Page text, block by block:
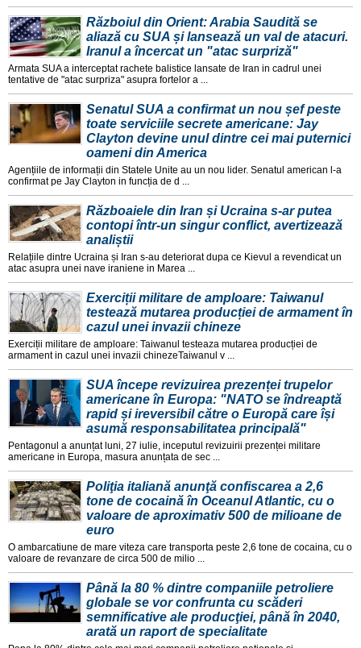
Războiul din Orient: Arabia Saudită se
aliază cu SUA și lansează un val de atacuri.
Iranul a încercat un "atac surpriză"
Armata SUA a interceptat rachete balistice lansate de Iran in cadrul unei
tentative de "atac surpriza" asupra fortelor a ...
Senatul SUA a confirmat un nou șef peste
toate serviciile secrete americane: Jay
Clayton devine unul dintre cei mai puternici
oameni din America
Agențiile de informații din Statele Unite au un nou lider. Senatul american l-a
confirmat pe Jay Clayton in funcția de d ...
Războaiele din Iran și Ucraina s-ar putea
contopi într-un singur conflict, avertizează
analiștii
Relațiile dintre Ucraina și Iran s-au deteriorat dupa ce Kievul a revendicat un
atac asupra unei nave iraniene in Marea ...
Exerciții militare de amploare: Taiwanul
testează mutarea producției de armament în
cazul unei invazii chineze
Exerciții militare de amploare: Taiwanul testeaza mutarea producției de
armament in cazul unei invazii chinezeTaiwanul v ...
SUA începe revizuirea prezenței trupelor
americane în Europa: "NATO se îndreaptă
rapid și ireversibil către o Europă care își
asumă responsabilitatea principală"
Pentagonul a anunțat luni, 27 iulie, inceputul revizuirii prezenței militare
americane in Europa, masura anunțata de sec ...
Poliţia italiană anunţă confiscarea a 2,6
tone de cocaină în Oceanul Atlantic, cu o
valoare de aproximativ 500 de milioane de
euro
O ambarcatiune de mare viteza care transporta peste 2,6 tone de cocaina, cu o
valoare de revanzare de circa 500 de milio ...
Până la 80 % dintre companiile petroliere
globale se vor confrunta cu scăderi
semnificative ale producţiei, până în 2040,
arată un raport de specialitate